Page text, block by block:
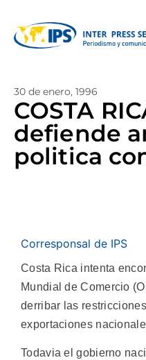
30 de enero, 1996
COSTA
defiende
politica
Corresponsal de IPS
Costa Rica intenta
Mundial de Comercio
derribar las
exportaciones
Todavia el gobierno